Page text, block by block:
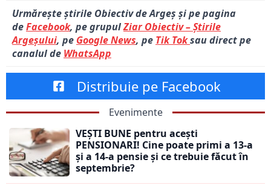
Urmărește știrile Obiectiv de Argeș și pe pagina
deFacebook, pe grupulZiar Obiectiv – Știrile
Argeșului, pe Google News, pe Tik Toksau direct pe
canalul de WhatsApp
Distribuie pe Facebook
Evenimente
VEȘTI BUNE pentru acești
PENSIONARI! Cine poate primi a 13-a
și a 14-a pensie și ce trebuie făcut în
septembrie?